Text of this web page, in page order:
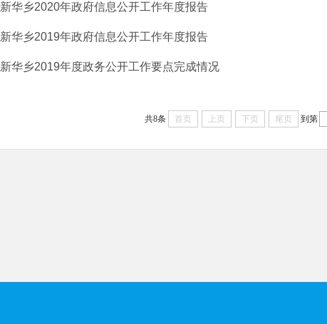
新华乡2020年政府信息公开工作年度报告
新华乡2019年政府信息公开工作年度报告
新华乡2019年度政务公开工作要点完成情况
共8条 首页 上页 下页 尾页 到第